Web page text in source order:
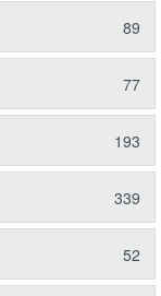
89
77
193
339
52